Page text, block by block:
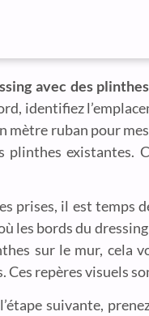
avec des plinthes
identifiez
mètre ruban pour
plinthes existantes.
prises, il est temps
les bords du
sur le mur, cela
Ces repères visuels
suivante,